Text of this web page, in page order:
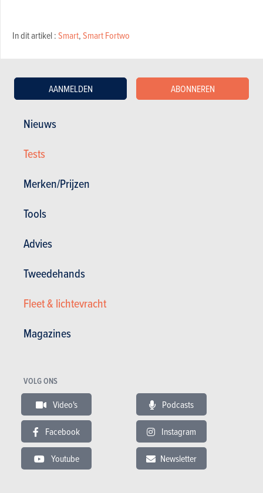
Nieuws
Tests
Merken/Prijzen
Tools
Advies
Tweedehands
Fleet & lichtevracht
Magazines
AANMELDEN ABONNEREN
VOLG ONS
Video's Podcasts
Facebook Instagram
Youtube Newsletter
In dit artikel :Smart,Smart Fortwo
Laatste aanbevolen video
SMART FORTWO
Smart Fortwo in stock
Tweedehands Smart Fortwo